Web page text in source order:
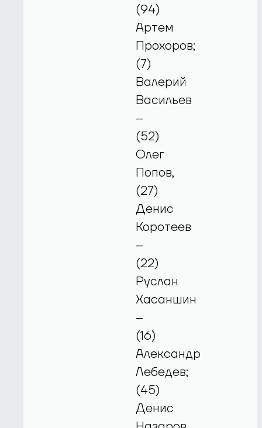
(94)
Артем
Прохоров;
(7)
Валерий
Васильев
–
(52)
Олег
Попов,
(27)
Денис
Коротеев
–
(22)
Руслан
Хасаншин
–
(16)
Александр
Лебедев;
(45)
Денис